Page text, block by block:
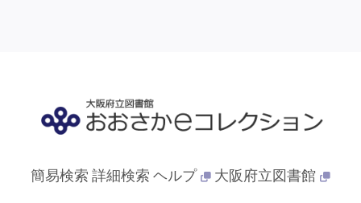
簡易検索 詳細検索 ヘルプ 大阪府立図書館